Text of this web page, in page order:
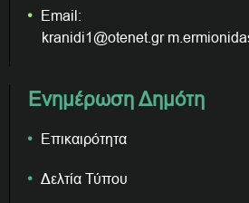
Email:
kranidi1@otenet.gr
Ενημέρωση Δημότη
Επικαιρότητα
Δελτία Τύπου